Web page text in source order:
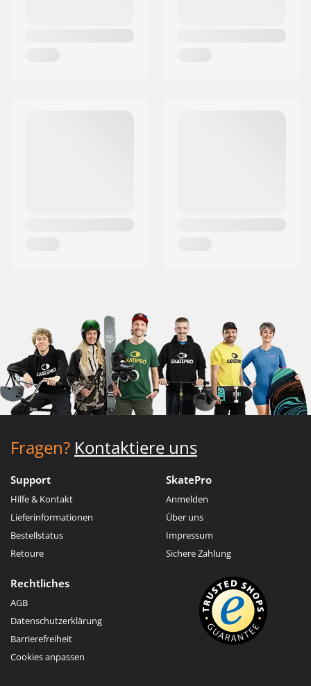
Fragen? Kontaktiere uns
Support
Hilfe & Kontakt
Lieferinformationen
Bestellstatus
Retoure
SkatePro
Anmelden
Über uns
Impressum
Sichere Zahlung
Rechtliches
AGB
Datenschutzerklärung
Barrierefreiheit
Cookies anpassen